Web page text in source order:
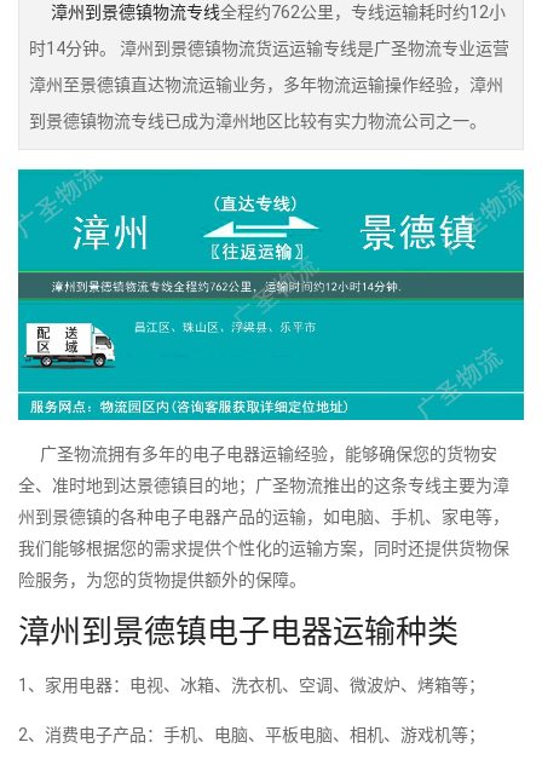
漳州到景德镇物流专线全程约762公里，专线运输耗时约12小
时14分钟。 漳州到景德镇物流货运运输专线是广圣物流专业运营
漳州至景德镇直达物流运输业务，多年物流运输操作经验，漳州
到景德镇物流专线已成为漳州地区比较有实力物流公司之一。
广圣物流拥有多年的电子电器运输经验，能够确保您的货物安
全、准时地到达景德镇目的地；广圣物流推出的这条专线主要为漳
州到景德镇的各种电子电器产品的运输，如电脑、手机、家电等，
我们能够根据您的需求提供个性化的运输方案，同时还提供货物保
险服务，为您的货物提供额外的保障。
漳州到景德镇电子电器运输种类
1、家用电器：电视、冰箱、洗衣机、空调、微波炉、烤箱等；
2、消费电子产品：手机、电脑、平板电脑、相机、游戏机等；